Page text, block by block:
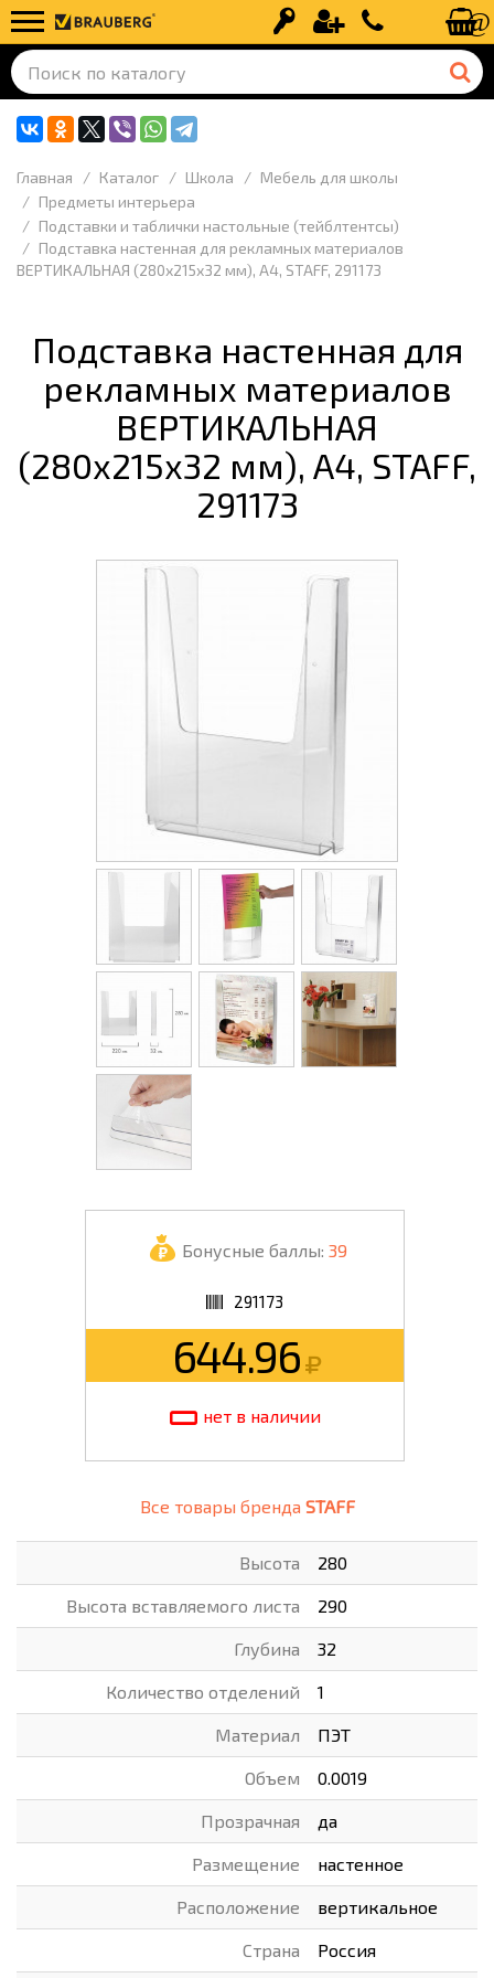
Вход Регистрация+7 (499) 110-
Главная Каталог Школа
Мебель для школы
Предметы интерьера
Подставки и таблички настольные (тейблтентсы)
Подставка настенная для рекламных материалов
ВЕРТИКАЛЬНАЯ (280х215х32 мм), А4, STAFF, 291173
Подставка настенная для
рекламных материалов
ВЕРТИКАЛЬНАЯ
(280х215х32 мм), А4, STAFF,
291173
Бонусные баллы: 39
291173
644.96
нет в наличии
Все товары бренда STAFF
Высота 280
Высота вставляемого листа 290
Глубина 32
Количество отделений 1
Материал ПЭТ
Объем 0.0019
Прозрачная да
Размещение настенное
Расположение вертикальное
Страна Россия